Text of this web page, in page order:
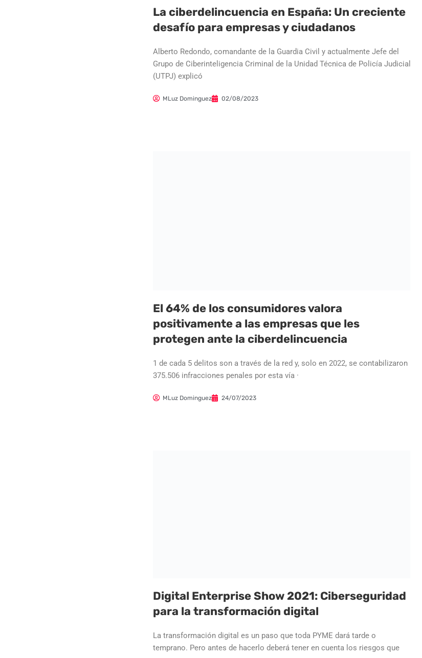
La ciberdelincuencia en España: Un creciente
desafío para empresas y ciudadanos
Alberto Redondo, comandante de la Guardia Civil y actualmente Jefe del
Grupo de Ciberinteligencia Criminal de la Unidad Técnica de Policía Judicial
(UTPJ) explicó
MLuz Dominguez 02/08/2023
El 64% de los consumidores valora
positivamente a las empresas que les
protegen ante la ciberdelincuencia
1 de cada 5 delitos son a través de la red y, solo en 2022, se contabilizaron
375.506 infracciones penales por esta vía ·
MLuz Dominguez 24/07/2023
Digital Enterprise Show 2021: Ciberseguridad
para la transformación digital
La transformación digital es un paso que toda PYME dará tarde o
temprano. Pero antes de hacerlo deberá tener en cuenta los riesgos que